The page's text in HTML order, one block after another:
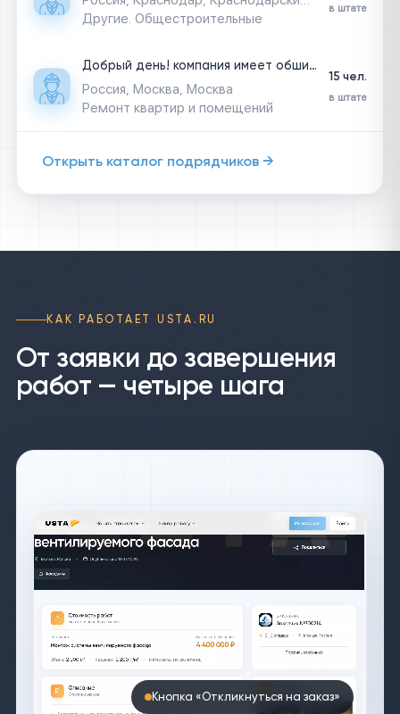
Другие. Общестроительные
в штате
Добрый день! компания имеет обширный опыт реализации крупных жилых комплексов от квартир white Box вместе с инженерными системами, комплексной отделкой паркингов до шоурумов премиальных ЖК. также проектирование, создание рендеров. данная юрлицо является новым, открыто в 2026-м году.
Россия, Москва, Москва
Ремонт квартир и помещений
15 чел.
в штате
Открыть каталог подрядчиков →
КАК РАБОТАЕТ USTA.RU
От заявки до завершения
работ — четыре шага
Кнопка «Выбрать исполнителем»